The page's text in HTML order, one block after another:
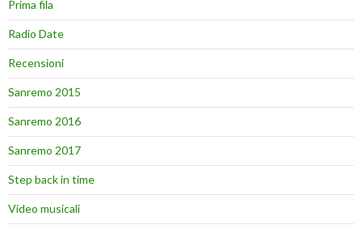
Prima fila
Radio Date
Recensioni
Sanremo 2015
Sanremo 2016
Sanremo 2017
Step back in time
Video musicali